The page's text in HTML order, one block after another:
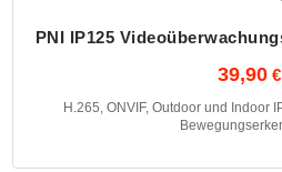
PNI IP125
39,90
H.265, ONVIF, Outdoor und Indoor